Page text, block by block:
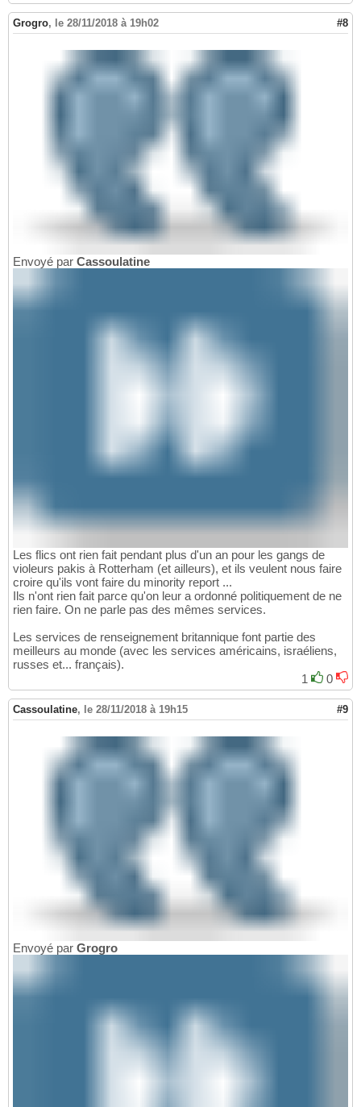
Grogro, le 28/11/2018 à 19h02 #8
Envoyé par Cassoulatine
Les flics ont rien fait pendant plus d'un an pour les gangs de
violeurs pakis à Rotterham (et ailleurs), et ils veulent nous faire
croire qu'ils vont faire du minority report ...
Ils n'ont rien fait parce qu'on leur a ordonné politiquement de ne
rien faire. On ne parle pas des mêmes services.
Les services de renseignement britannique font partie des
meilleurs au monde (avec les services américains, israéliens,
russes et... français).
1
0
Cassoulatine, le 28/11/2018 à 19h15 #9
Envoyé par Grogro